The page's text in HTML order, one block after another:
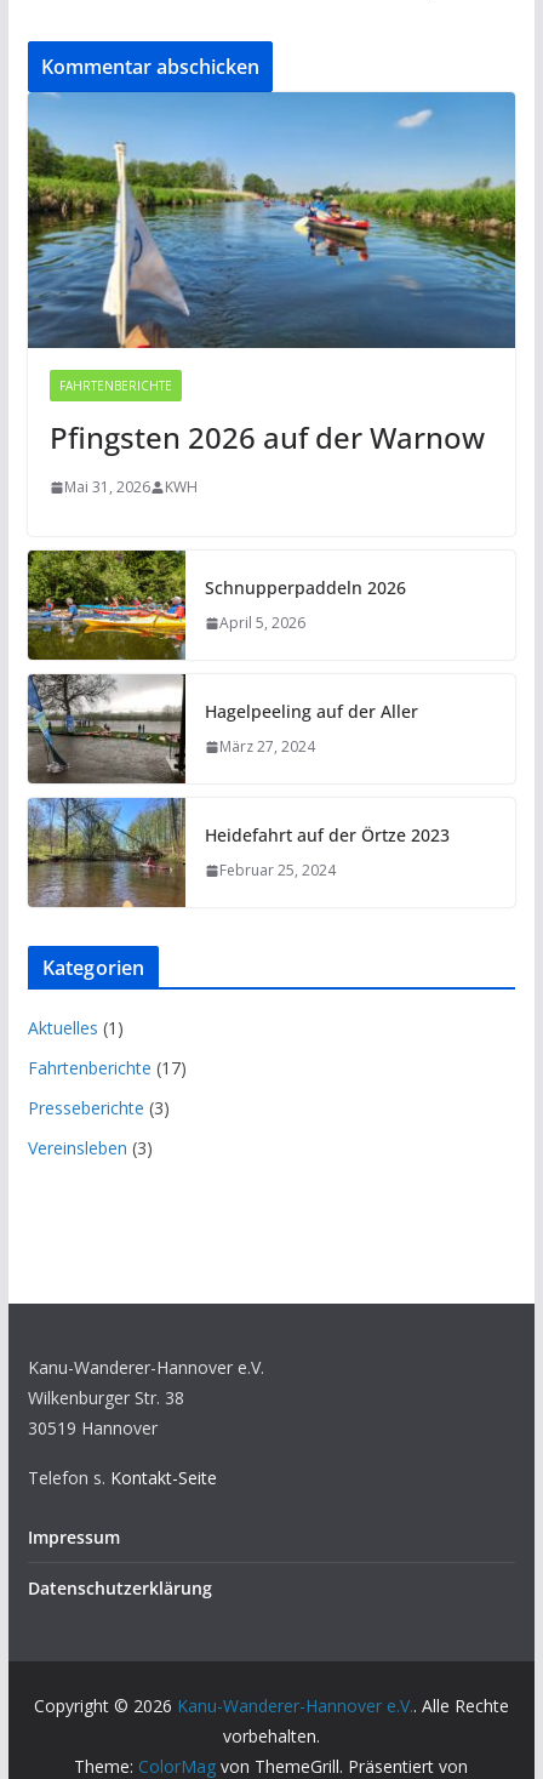
FAHRTENBERICHTE
Pfingsten 2026 auf der Warnow
Mai 31, 2026 KWH
Schnupperpaddeln 2026
April 5, 2026
Hagelpeeling auf der Aller
März 27, 2024
Heidefahrt auf der Örtze 2023
Februar 25, 2024
Kategorien
Aktuelles (1)
Fahrtenberichte (17)
Presseberichte (3)
Vereinsleben (3)
Kanu-Wanderer-Hannover e.V.
Wilkenburger Str. 38
30519 Hannover
Telefon s. Kontakt-Seite
Impressum
Datenschutzerklärung
Copyright © 2026 Kanu-Wanderer-Hannover e.V.. Alle Rechte
vorbehalten.
Theme: ColorMag von ThemeGrill. Präsentiert von